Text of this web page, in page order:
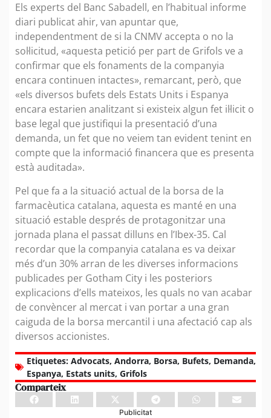
Els experts del Banc Sabadell, en l’habitual informe
diari publicat ahir, van apuntar que,
independentment de si la CNMV accepta o no la
sol·licitud, «aquesta petició per part de Grifols ve a
confirmar que els fonaments de la companyia
encara continuen intactes», remarcant, però, que
«els diversos bufets dels Estats Units i Espanya
encara estarien analitzant si existeix algun fet il·licit o
base legal que justifiqui la presentació d’una
demanda, un fet que no veiem tan evident tenint en
compte que la informació financera que es presenta
està auditada».
Pel que fa a la situació actual de la borsa de la
farmacèutica catalana, aquesta es manté en una
situació estable després de protagonitzar una
jornada plana el passat dilluns en l’Ibex-35. Cal
recordar que la companyia catalana es va deixar
més d’un 30% arran de les diverses informacions
publicades per Gotham City i les posteriors
explicacions d’ells mateixos, les quals no van acabar
de convèncer al mercat i van portar a una gran
caiguda de la borsa mercantil i una afectació cap als
diversos accionistes.
Etiquetes: Advocats, Andorra, Borsa, Bufets, Demanda,
Espanya, Estats units, Grifols
Comparteix
Publicitat